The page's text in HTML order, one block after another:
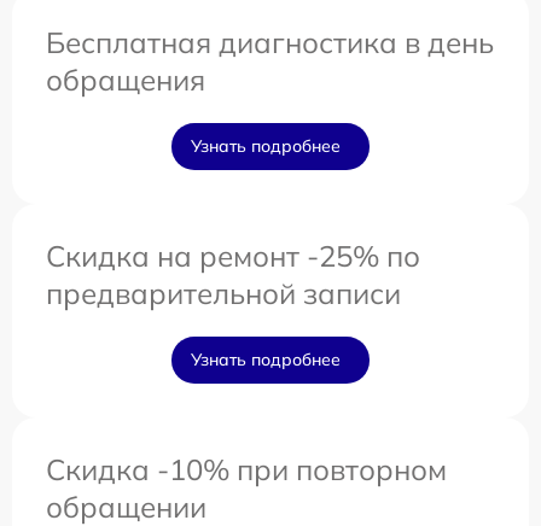
Бесплатная диагностика в день
обращения
Узнать подробнее
Скидка на ремонт -25% по
предварительной записи
Узнать подробнее
Скидка -10% при повторном
обращении